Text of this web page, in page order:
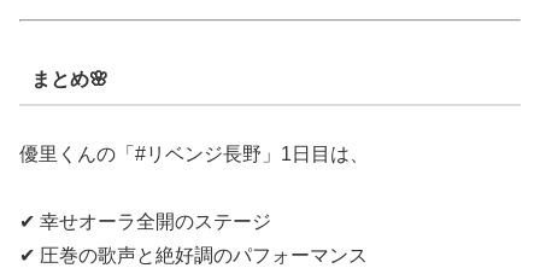
まとめ🌸
優里くんの「#リベンジ長野」1日目は、
✔ 幸せオーラ全開のステージ
✔ 圧巻の歌声と絶好調のパフォーマンス